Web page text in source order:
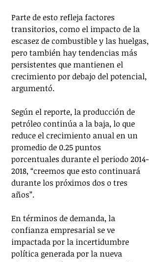
Parte de esto refleja factores
transitorios, como el impacto de la
escasez de combustible y las huelgas,
pero también hay tendencias más
persistentes que mantienen el
crecimiento por debajo del potencial,
argumentó.
Según el reporte, la producción de
petróleo continúa a la baja, lo que
reduce el crecimiento anual en un
promedio de 0.25 puntos
porcentuales durante el periodo 2014-
2018, “creemos que esto continuará
durante los próximos dos o tres
años”.
En términos de demanda, la
confianza empresarial se ve
impactada por la incertidumbre
política generada por la nueva